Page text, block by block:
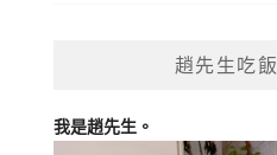
趙先生吃飯
我是趙先生。